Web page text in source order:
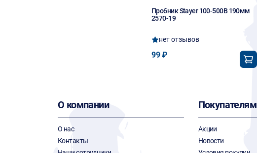
Пробник Stayer 100-500В 190мм
2570-19
нет отзывов
99 ₽
О компании
О нас
Контакты
Покупателям
Акции
Новости